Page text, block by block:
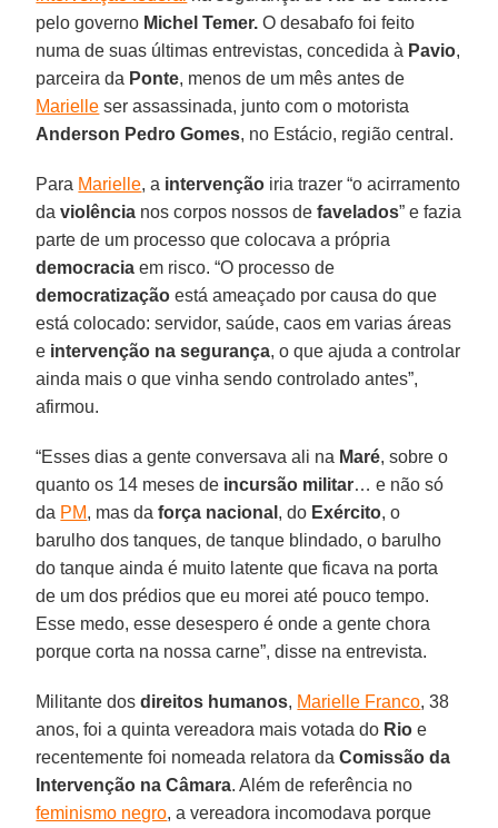
pelo governo Michel Temer. O desabafo foi feito
numa de suas últimas entrevistas, concedida à Pavio,
parceira da Ponte, menos de um mês antes de
Marielle ser assassinada, junto com o motorista
Anderson Pedro Gomes, no Estácio, região central.
Para Marielle, a intervenção iria trazer “o acirramento
daviolência nos corpos nossos defavelados” e fazia
parte de um processo que colocava a própria
democracia em risco. “O processo de
democratização está ameaçado por causa do que
está colocado: servidor, saúde, caos em varias áreas
e intervenção na segurança, o que ajuda a controlar
ainda mais o que vinha sendo controlado antes”,
afirmou.
“Esses dias a gente conversava ali na Maré, sobre o
quanto os 14 meses de incursão militar… e não só
da PM, mas daforça nacional , do Exército, o
barulho dos tanques, de tanque blindado, o barulho
do tanque ainda é muito latente que ficava na porta
de um dos prédios que eu morei até pouco tempo.
Esse medo, esse desespero é onde a gente chora
porque corta na nossa carne”, disse na entrevista.
Militante dosdireitos humanos, Marielle Franco, 38
anos, foi a quinta vereadora mais votada do Rio e
recentemente foi nomeada relatora daComissão da
Intervenção na Câmara. Além de referência no
feminismo negro, a vereadora incomodava porque